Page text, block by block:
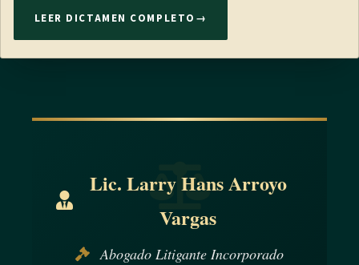
LEER DICTAMEN COMPLETO →
Lic. Larry Hans Arroyo
Vargas
Abogado Litigante Incorporado